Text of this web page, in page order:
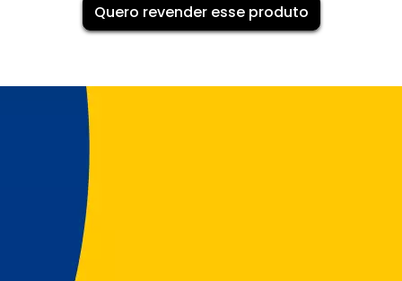
Quero revender esse produto